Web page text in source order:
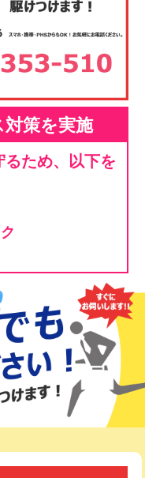
策を実施
ため、以下を
ク